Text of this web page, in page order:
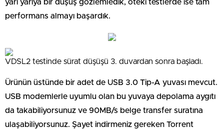
yarı yarıya bir düşüş gözlemledik, öteki testlerde ise tam
performans almayı başardık.
VDSL2 testinde sürat düşüşü 3. duvardan sonra başladı.
Ürünün üstünde bir adet de USB 3.0 Tip-A yuvası mevcut.
USB modemlerle uyumlu olan bu yuvaya depolama aygıtı
da takabiliyorsunuz ve 90MB/s belge transfer suratına
ulaşabiliyorsunuz. Şayet indirmeniz gereken Torrent